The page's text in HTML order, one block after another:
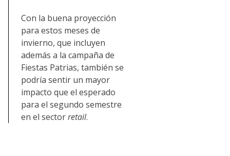
Con la buena proyección
para estos meses de
invierno, que incluyen
además a la campaña de
Fiestas Patrias, también se
podría sentir un mayor
impacto que el esperado
para el segundo semestre
en el sectorretail.